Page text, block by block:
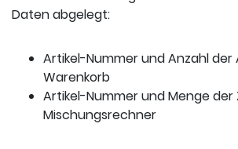
Daten abgelegt:
Artikel-Nummer und Anzahl der
Warenkorb
Artikel-Nummer und Menge
Mischungsrechner